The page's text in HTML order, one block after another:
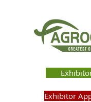
Exhibitor